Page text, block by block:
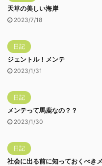
天草の美しい海岸
2023/7/18
日記
ジェントル！メンテ
2023/1/31
日記
メンテって馬鹿なの？？
2023/1/30
日記
社会に出る前に知っておくべき